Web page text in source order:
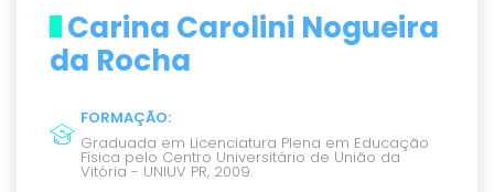
Carina Carolini Nogueira
da Rocha
FORMAÇÃO:
Graduada em Licenciatura Plena em Educação
Física pelo Centro Universitário de União da
Vitória - UNIUV PR, 2009.